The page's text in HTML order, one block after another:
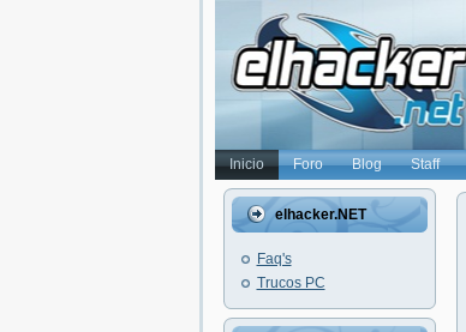
Inicio Foro Blog Staff
elhacker.NET
Faq's
Trucos PC